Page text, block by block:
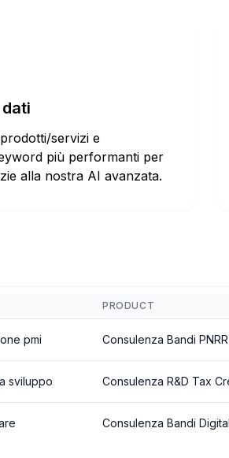
servizi e
più performanti per
alla nostra AI avanzata.
PRODUCT
pmi Consulenza Bandi PNRR
sviluppo Consulenza R&D Tax
Consulenza Bandi